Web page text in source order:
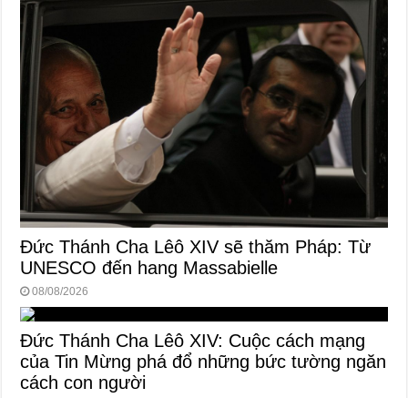
Đức Thánh Cha Lêô XIV sẽ thăm Pháp: Từ
UNESCO đến hang Massabielle
08/08/2026
Đức Thánh Cha Lêô XIV: Cuộc cách mạng
của Tin Mừng phá đổ những bức tường ngăn
cách con người